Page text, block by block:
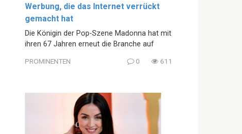
Werbung, die das Internet verrückt
gemacht hat
Die Königin der Pop-Szene Madonna hat mit
ihren 67 Jahren erneut die Branche auf
PROMINENTEN 0 611